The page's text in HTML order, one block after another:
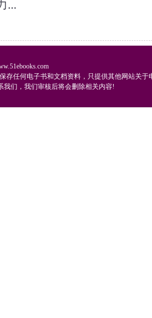
...
存任何电子书和文档资料，只提供其他网站关
我们，我们审核后将会删除相关内容!